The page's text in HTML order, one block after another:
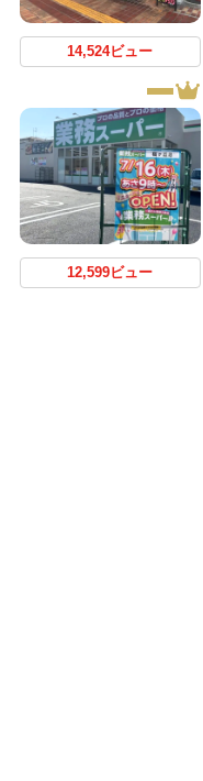
14,524ビュー
12,599ビュー